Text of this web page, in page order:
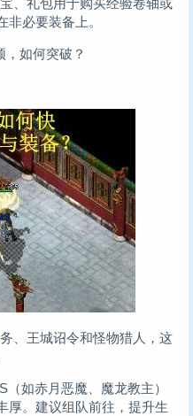
、礼包用于购买经验卷轴或
必要装备上。
如何突破？
、王城诏令和怪物猎人，这
如赤月恶魔、魔龙教主）
厚。建议组队前往，提升生